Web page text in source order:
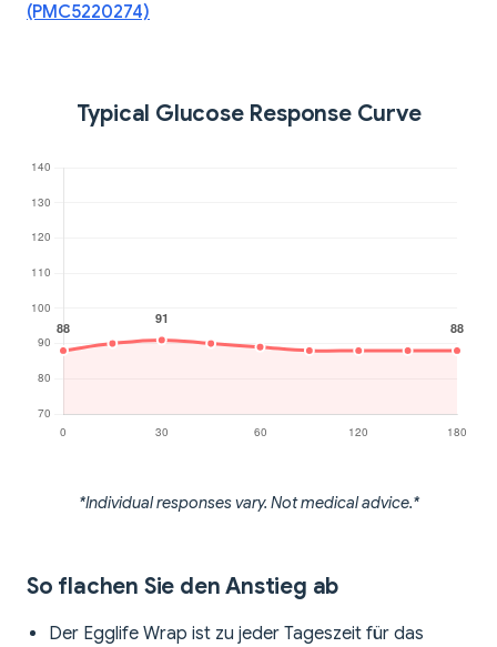
(PMC5220274)
Typical Glucose Response Curve
*Individual responses vary. Not medical advice.*
So flachen Sie den Anstieg ab
Der Egglife Wrap ist zu jeder Tageszeit für das